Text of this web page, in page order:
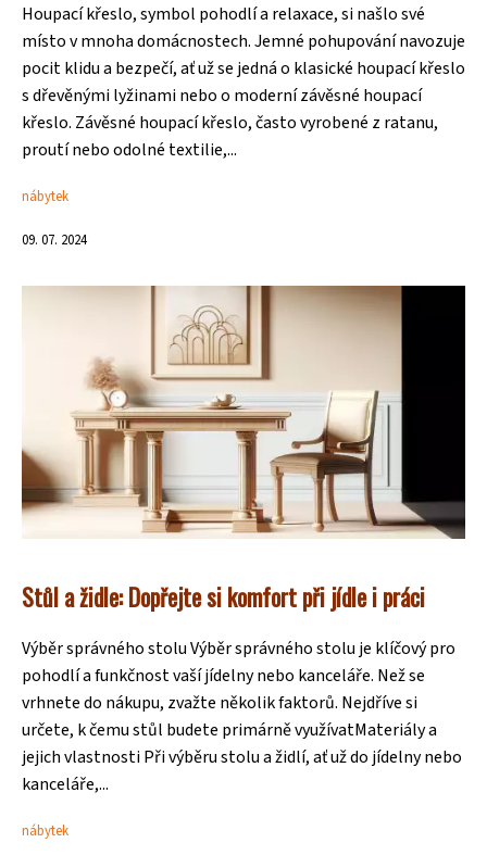
Houpací křeslo, symbol pohodlí a relaxace, si našlo své
místo v mnoha domácnostech. Jemné pohupování navozuje
pocit klidu a bezpečí, ať už se jedná o klasické houpací křeslo
s dřevěnými lyžinami nebo o moderní závěsné houpací
křeslo. Závěsné houpací křeslo, často vyrobené z ratanu,
proutí nebo odolné textilie,...
nábytek
09. 07. 2024
Stůl a židle: Dopřejte si komfort při jídle i práci
Výběr správného stolu Výběr správného stolu je klíčový pro
pohodlí a funkčnost vaší jídelny nebo kanceláře. Než se
vrhnete do nákupu, zvažte několik faktorů. Nejdříve si
určete, k čemu stůl budete primárně využívatMateriály a
jejich vlastnosti Při výběru stolu a židlí, ať už do jídelny nebo
kanceláře,...
nábytek